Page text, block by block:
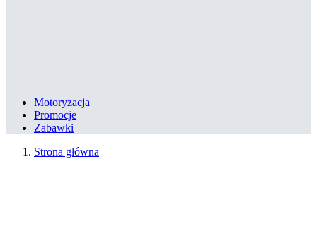
Motoryzacja
Promocje
Zabawki
Strona główna